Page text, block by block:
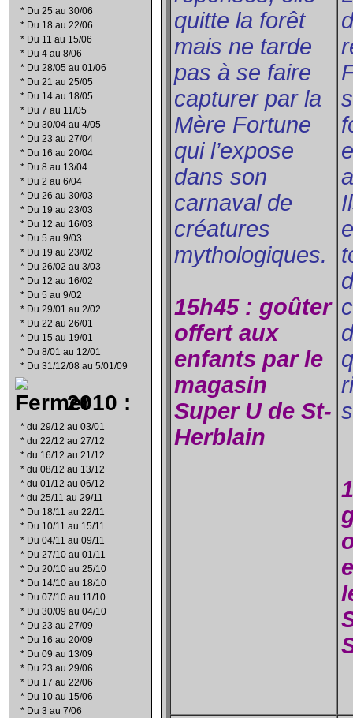
* Du 25 au 30/06
* Du 18 au 22/06
* Du 11 au 15/06
* Du 4 au 8/06
* Du 28/05 au 01/06
* Du 21 au 25/05
* Du 14 au 18/05
* Du 7 au 11/05
* Du 30/04 au 4/05
* Du 23 au 27/04
* Du 16 au 20/04
* Du 8 au 13/04
* Du 2 au 6/04
* Du 26 au 30/03
* Du 19 au 23/03
* Du 12 au 16/03
* Du 5 au 9/03
* Du 19 au 23/02
* Du 26/02 au 3/03
* Du 12 au 16/02
* Du 5 au 9/02
* Du 29/01 au 2/02
* Du 22 au 26/01
* Du 15 au 19/01
* Du 8/01 au 12/01
* Du 31/12/08 au 5/01/09
2010 :
* du 29/12 au 03/01
* du 22/12 au 27/12
* du 16/12 au 21/12
* du 08/12 au 13/12
* du 01/12 au 06/12
* du 25/11 au 29/11
* Du 18/11 au 22/11
* Du 10/11 au 15/11
* Du 04/11 au 09/11
* Du 27/10 au 01/11
* Du 20/10 au 25/10
* Du 14/10 au 18/10
* Du 07/10 au 11/10
* Du 30/09 au 04/10
* Du 23 au 27/09
* Du 16 au 20/09
* Du 09 au 13/09
* Du 23 au 29/06
* Du 17 au 22/06
* Du 10 au 15/06
* Du 3 au 7/06
quitte la forêt
mais ne tarde
pas à se faire
capturer par la
Mère Fortune
qui l’expose
dans son
carnaval de
créatures
mythologiques.
15h45 : goûter
offert aux
enfants par le
magasin
Super U de St-
Herblain